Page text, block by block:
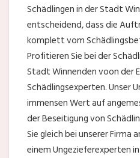
Schädlingen in der Stadt
entscheidend, dass die
komplett vom
Profitieren Sie bei der
Stadt Winnenden voon der
Schädlingsexperten. Unser
immensen Wert auf
der Beseitigung von
Sie gleich bei unserer Firma
einem Ungezieferexperten